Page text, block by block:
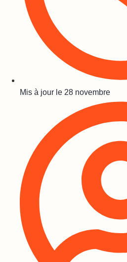
Mis à jour le 28 novembre